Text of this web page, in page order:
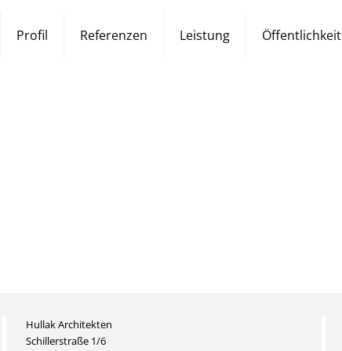
Profil Referenzen Leistung Öffentlichkeit
Hullak Architekten
Schillerstraße 1/6